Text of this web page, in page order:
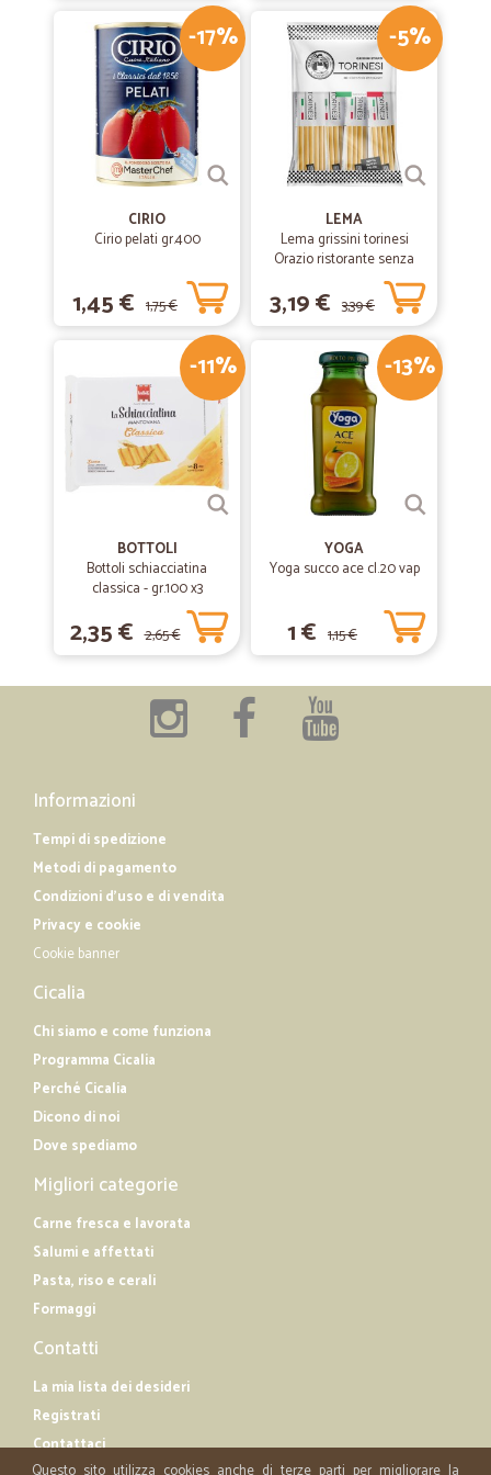
28/07/2019
—Matteo B.
Perfetto
-17%
CIRIO
Cirio pelati gr.400
1,45 € 1,75 €
-5%
LEMA
Lema grissini torinesi
Orazio ristorante senza
olio di palma x30 gr.450
3,19 € 3,39 €
-11%
BOTTOLI
Bottoli schiacciatina
classica - gr.100 x3
2,35 € 2,65 €
-13%
YOGA
Yoga succo ace cl.20 vap
1 € 1,15 €
Informazioni
Tempi di spedizione
Metodi di pagamento
Condizioni d'uso e di vendita
Privacy e cookie
Cookie banner
Cicalia
Chi siamo e come funziona
Programma Cicalia
Perché Cicalia
Dicono di noi
Dove spediamo
Migliori categorie
Carne fresca e lavorata
Salumi e affettati
Pasta, riso e cerali
Formaggi
Contatti
La mia lista dei desideri
Registrati
Contattaci